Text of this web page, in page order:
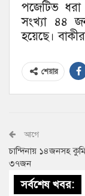
পজেটিভ
সংখ্যা ৪৪
হয়েছে।
শেয়ার
আগে
চান্দিনায় ১৪জনসহ
৩৭জন
সর্বশেষ খবর: